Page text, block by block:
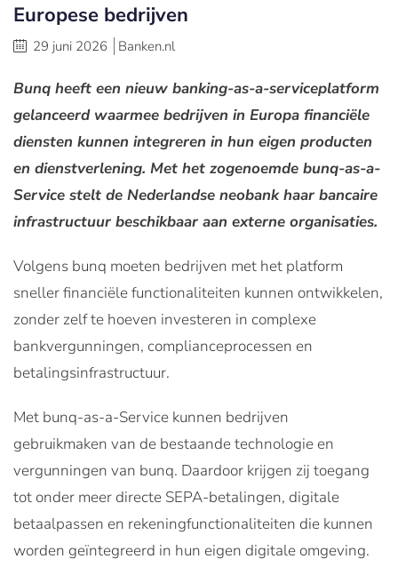
Europese bedrijven
29 juni 2026 Banken.nl
Bunq heeft een nieuw banking-as-a-serviceplatform
gelanceerd waarmee bedrijven in Europa financiële
diensten kunnen integreren in hun eigen producten
en dienstverlening. Met het zogenoemde bunq-as-a-
Service stelt de Nederlandse neobank haar bancaire
infrastructuur beschikbaar aan externe organisaties.
Volgens bunq moeten bedrijven met het platform
sneller financiële functionaliteiten kunnen ontwikkelen,
zonder zelf te hoeven investeren in complexe
bankvergunningen, complianceprocessen en
betalingsinfrastructuur.
Met bunq-as-a-Service kunnen bedrijven
gebruikmaken van de bestaande technologie en
vergunningen van bunq. Daardoor krijgen zij toegang
tot onder meer directe SEPA-betalingen, digitale
betaalpassen en rekeningfunctionaliteiten die kunnen
worden geïntegreerd in hun eigen digitale omgeving.